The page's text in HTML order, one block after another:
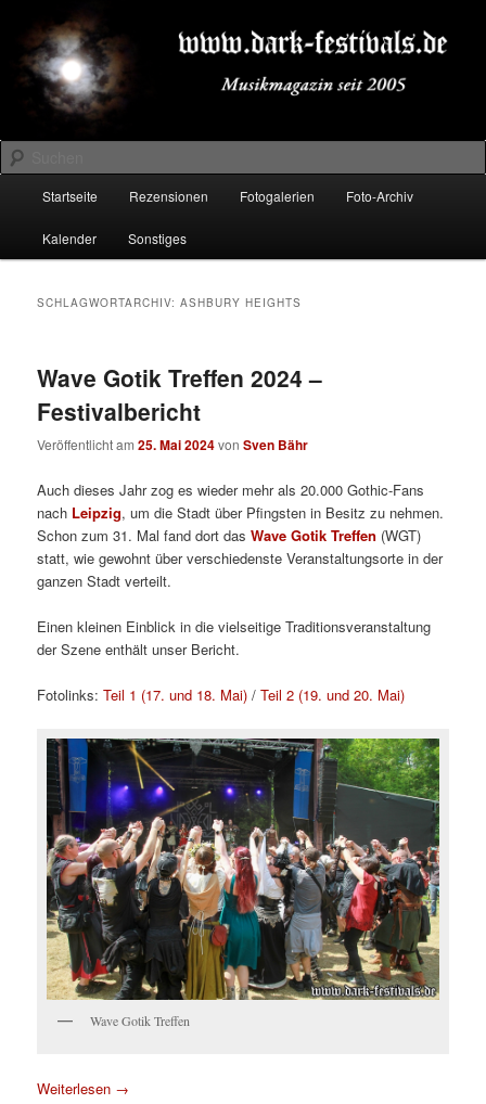
primären
Inhalt
springen
sekundären
Inhalt
springenDARK-FESTIVALS.DE
Suchen
Startseite Rezensionen Fotogalerien Foto-Archiv
Kalender Sonstiges
SCHLAGWORTARCHIV:ASHBURY HEIGHTS
Wave Gotik Treffen 2024 –
Festivalbericht
Veröffentlicht am25. Mai 2024vonSven Bähr
Auch dieses Jahr zog es wieder mehr als 20.000 Gothic-Fans
nach Leipzig, um die Stadt über Pfingsten in Besitz zu nehmen.
Schon zum 31. Mal fand dort dasWave Gotik Treffen (WGT)
statt, wie gewohnt über verschiedenste Veranstaltungsorte in der
ganzen Stadt verteilt.
Einen kleinen Einblick in die vielseitige Traditionsveranstaltung
der Szene enthält unser Bericht.
Fotolinks:Teil 1 (17. und 18. Mai) /Teil 2 (19. und 20. Mai)
Wave Gotik Treffen
Weiterlesen →